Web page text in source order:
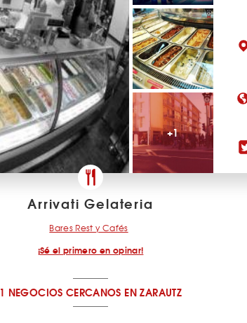
+1
Arrivati Gelateria
Bares Rest y Cafés
¡Sé el primero en opinar!
1 NEGOCIOS CERCANOS EN ZARAUTZ